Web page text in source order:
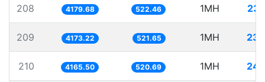
208 4179.68 522.46 1MH
209 4173.22 521.65 1MH
210 4165.50 520.69 1MH